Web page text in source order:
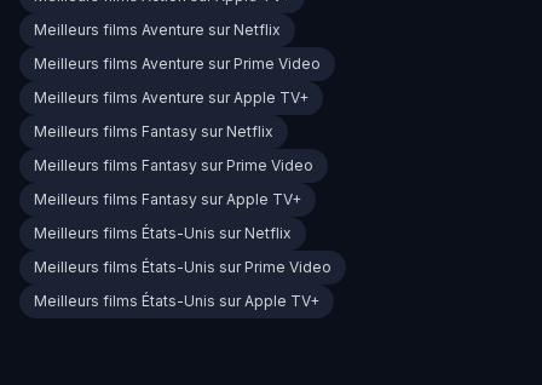
Meilleurs films Aventure sur Netflix
Meilleurs films Aventure sur Prime Video
Meilleurs films Aventure sur Apple TV+
Meilleurs films Fantasy sur Netflix
Meilleurs films Fantasy sur Prime Video
Meilleurs films Fantasy sur Apple TV+
Meilleurs films États-Unis sur Netflix
Meilleurs films États-Unis sur Prime Video
Meilleurs films États-Unis sur Apple TV+